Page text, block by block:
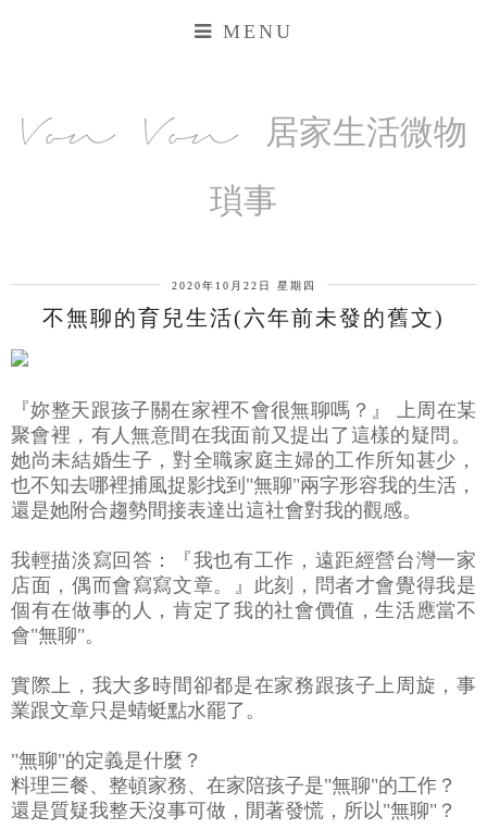
MENU
Von Von 居家生活微物
瑣事
2020年10月22日 星期四
不無聊的育兒生活(六年前未發的舊文)
『妳整天跟孩子關在家裡不會很無聊嗎？』 上周在某
聚會裡，有人無意間在我面前又提出了這樣的疑問。
她尚未結婚生子，對全職家庭主婦的工作所知甚少，
也不知去哪裡捕風捉影找到"無聊"兩字形容我的生活，
還是她附合趨勢間接表達出這社會對我的觀感。
我輕描淡寫回答：『我也有工作，遠距經營台灣一家
店面，偶而會寫寫文章。』此刻，問者才會覺得我是
個有在做事的人，肯定了我的社會價值，生活應當不
會"無聊"。
實際上，我大多時間卻都是在家務跟孩子上周旋，事
業跟文章只是蜻蜓點水罷了。
"無聊"的定義是什麼？
料理三餐、整頓家務、在家陪孩子是"無聊"的工作？
還是質疑我整天沒事可做，閒著發慌，所以"無聊"？